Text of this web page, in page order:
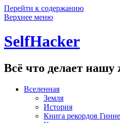
Перейти к содержанию
Верхнее меню
SelfHacker
Всё что делает
Вселенная
Земля
История
Книга рекордов